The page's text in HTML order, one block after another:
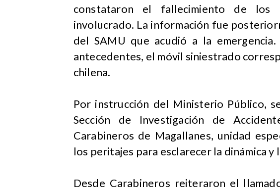
constataron el fallecimiento de los
involucrado. La información fue
del SAMU que acudió a la
antecedentes, el móvil siniestrado
chilena.
Por instrucción del Ministerio Público,
Sección de Investigación de
Carabineros de Magallanes, unidad
los peritajes para esclarecer la dinámica y
Desde Carabineros reiteraron el